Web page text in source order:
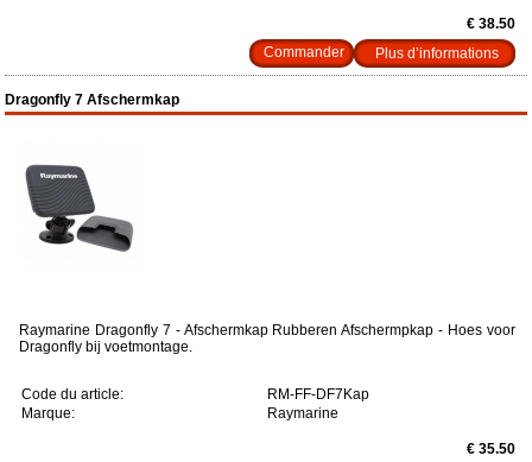
€ 38.50
Plus d’informations
Dragonfly 7 Afschermkap
Raymarine Dragonfly 7 - Afschermkap Rubberen Afschermpkap - Hoes voor
Dragonfly bij voetmontage.
Code du article:
RM-FF-DF7Kap
Marque:
Raymarine
€ 35.50